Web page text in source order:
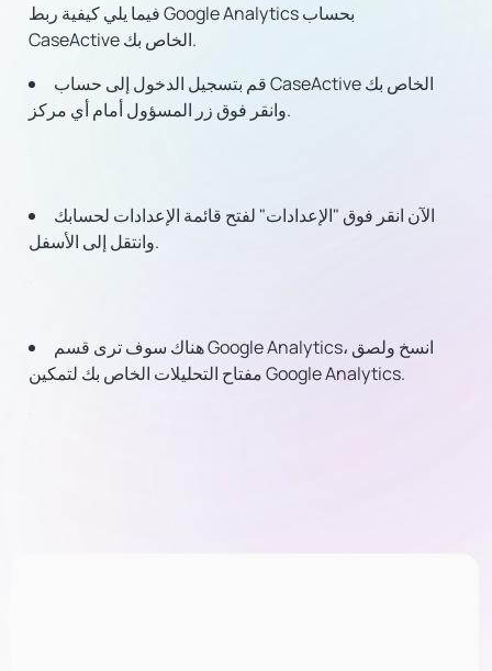
فيما يلي كيفية ربط Google Analytics بحساب
CaseActive الخاص بك.
قم بتسجيل الدخول إلى حساب CaseActive الخاص بك
وانقر فوق زر المسؤول أمام أي مركز.
الآن انقر فوق "الإعدادات" لفتح قائمة الإعدادات لحسابك
وانتقل إلى الأسفل.
هناك سوف ترى قسم Google Analytics، انسخ ولصق
مفتاح التحليلات الخاص بك لتمكين Google Analytics.